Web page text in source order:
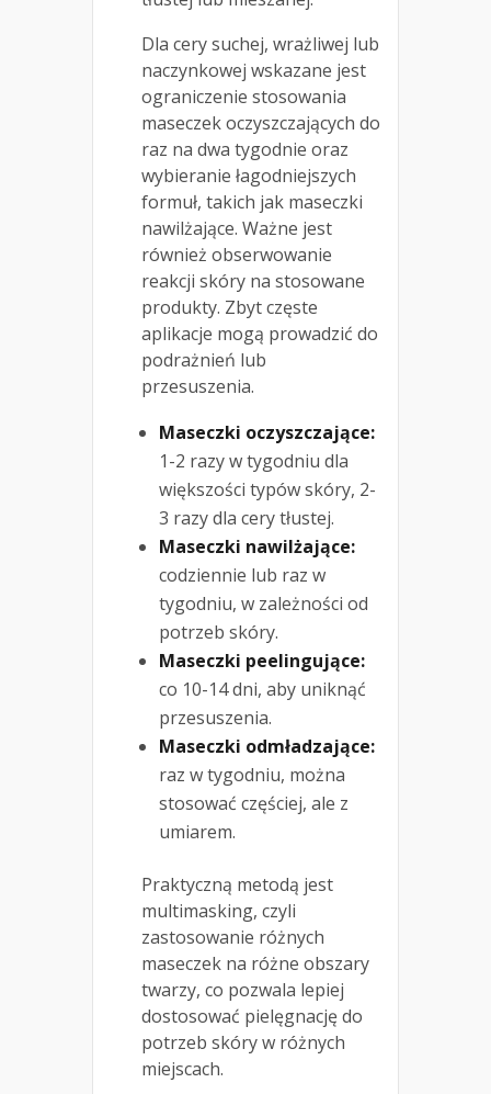
Dla cery suchej, wrażliwej lub
naczynkowej wskazane jest
ograniczenie stosowania
maseczek oczyszczających do
raz na dwa tygodnie oraz
wybieranie łagodniejszych
formuł, takich jak maseczki
nawilżające. Ważne jest
również obserwowanie
reakcji skóry na stosowane
produkty. Zbyt częste
aplikacje mogą prowadzić do
podrażnień lub
przesuszenia.
Maseczki oczyszczające:
1-2 razy w tygodniu dla
większości typów skóry, 2-
3 razy dla cery tłustej.
Maseczki nawilżające:
codziennie lub raz w
tygodniu, w zależności od
potrzeb skóry.
Maseczki peelingujące:
co 10-14 dni, aby uniknąć
przesuszenia.
Maseczki odmładzające:
raz w tygodniu, można
stosować częściej, ale z
umiarem.
Praktyczną metodą jest
multimasking, czyli
zastosowanie różnych
maseczek na różne obszary
twarzy, co pozwala lepiej
dostosować pielęgnację do
potrzeb skóry w różnych
miejscach.